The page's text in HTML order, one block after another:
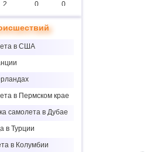
2 0 0
2
0
5 2 7
0 0 0
≈
в США
в Пермском крае
самолета в Дубае
в Турции
в Колумбии